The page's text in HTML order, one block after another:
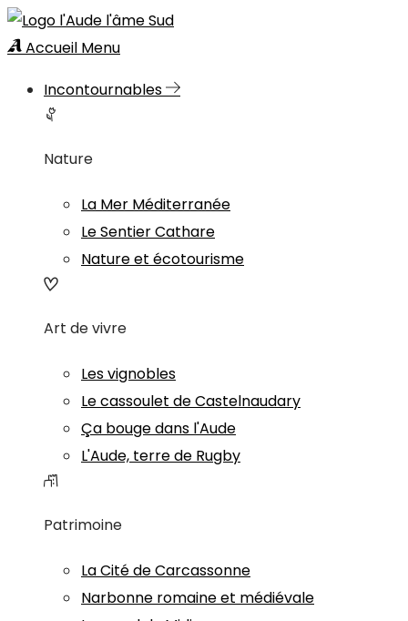
Accueil Menu
Incontournables
Nature
La Mer Méditerranée
Le Sentier Cathare
Nature et écotourisme
Art de vivre
Les vignobles
Le cassoulet de Castelnaudary
Ça bouge dans l'Aude
L'Aude, terre de Rugby
Patrimoine
La Cité de Carcassonne
Narbonne romaine et médiévale